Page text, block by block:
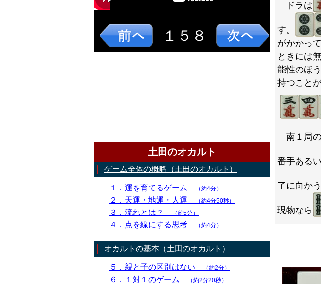
１５８
土田のオカルト
ゲーム全体の概略（土田のオカルト）
１．運を育てるゲーム （約4分）
２．天運・地運・人運 （約4分50秒）
３．流れとは？ （約5分）
４．点を線にする思考 （約4分）
オカルトの基本（土田のオカルト）
５．親と子の区別はない （約2分）
６．１対１のゲーム （約2分20秒）
ドラは
す。
がかかっ
ときには
能性のほ
持つこと
南１局
番手ある
了に向か
現物なら